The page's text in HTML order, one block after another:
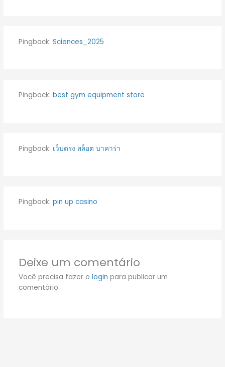
Pingback: Sciences_2025
Pingback: best gym equipment store
Pingback: เว็บตรง สล็อต บาคาร่า
Pingback: pin up casino
Deixe um comentário
Você precisa fazer o login para publicar um
comentário.